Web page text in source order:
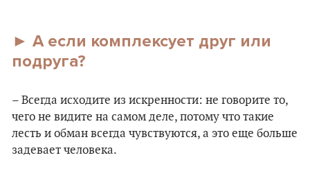
► А если комплексует друг или
подруга?
– Всегда исходите из искренности: не говорите то,
чего не видите на самом деле, потому что такие
лесть и обман всегда чувствуются, а это еще больше
задевает человека.